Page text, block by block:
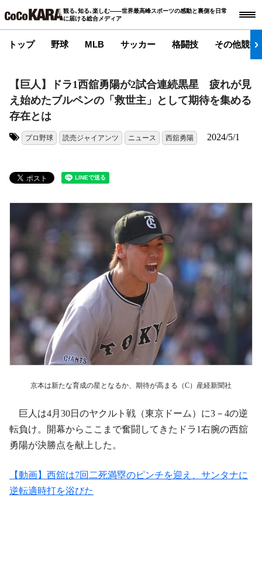
観る､知る､楽しむ――世界最高峰スポーツの感動と裏側を日常
に届ける総合メディア
トップ 野球 MLB サッカー 格闘技 その他競技
【巨人】ドラ1西舘勇陽が2試合連続黒星 疲れが見
え始めたブルペンの「救世主」として期待を集める
存在とは
プロ野球 読売ジャイアンツ ニュース 西舘勇陽 2024/5/1
京本は新たな育成の星となるか、期待が高まる（C）産経新聞社
巨人は4月30日のヤクルト戦（東京ドーム）に3－4の逆
転負け。開幕からここまで奮闘してきたドラ1右腕の西舘
勇陽が決勝点を献上した。
【動画】西舘は7回二死満塁のピンチを迎え、サンタナに
逆転適時打を浴びた